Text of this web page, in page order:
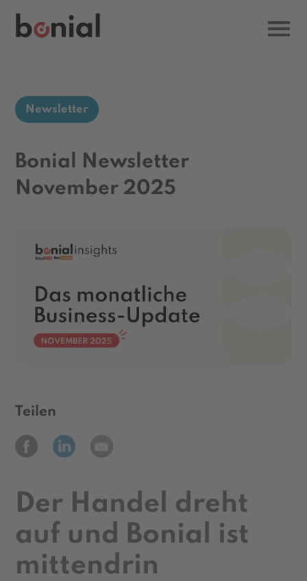
Newsletter
Bonial Newsletter
November 2025
Teilen
Der Handel dreht
auf und Bonial ist
mittendrin